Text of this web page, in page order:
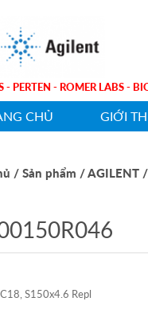
- PERTEN - ROMER
CHỦ GIỚI
/ Sản phẩm / AGILENT
S150x4.6 Repl